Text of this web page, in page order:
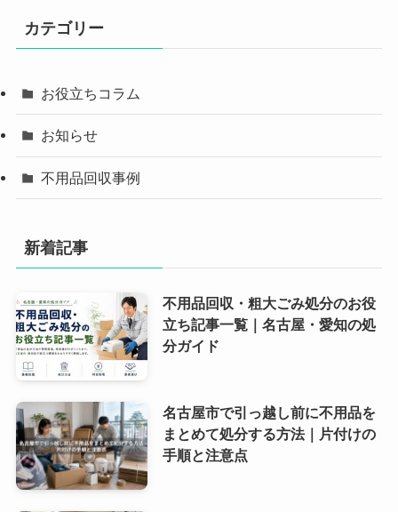
カテゴリー
お役立ちコラム
お知らせ
不用品回収事例
新着記事
不用品回収・粗大ごみ処分のお役
立ち記事一覧｜名古屋・愛知の処
分ガイド
名古屋市で引っ越し前に不用品を
まとめて処分する方法｜片付けの
手順と注意点